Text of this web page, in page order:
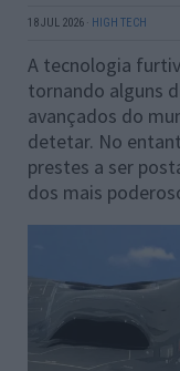
18 JUL 2026 · HIGH TECH
A tecnologia
tornando alguns
avançados do
detetar. No
prestes a ser
dos mais